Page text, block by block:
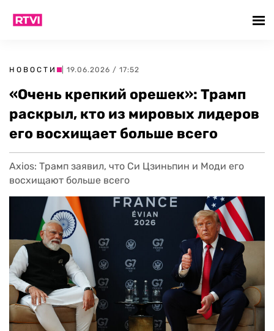
НОВОСТИ | 19.06.2026 / 17:52
«Очень крепкий орешек»: Трамп
раскрыл, кто из мировых лидеров
его восхищает больше всего
Axios: Трамп заявил, что Си Цзиньпин и Моди его
восхищают больше всего